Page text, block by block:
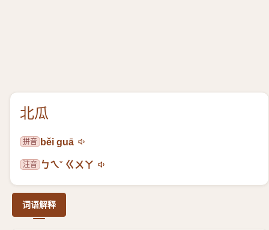
北瓜
拼音 běi guā
注音 ㄅㄟˇ ㄍㄨㄚ
词语解释